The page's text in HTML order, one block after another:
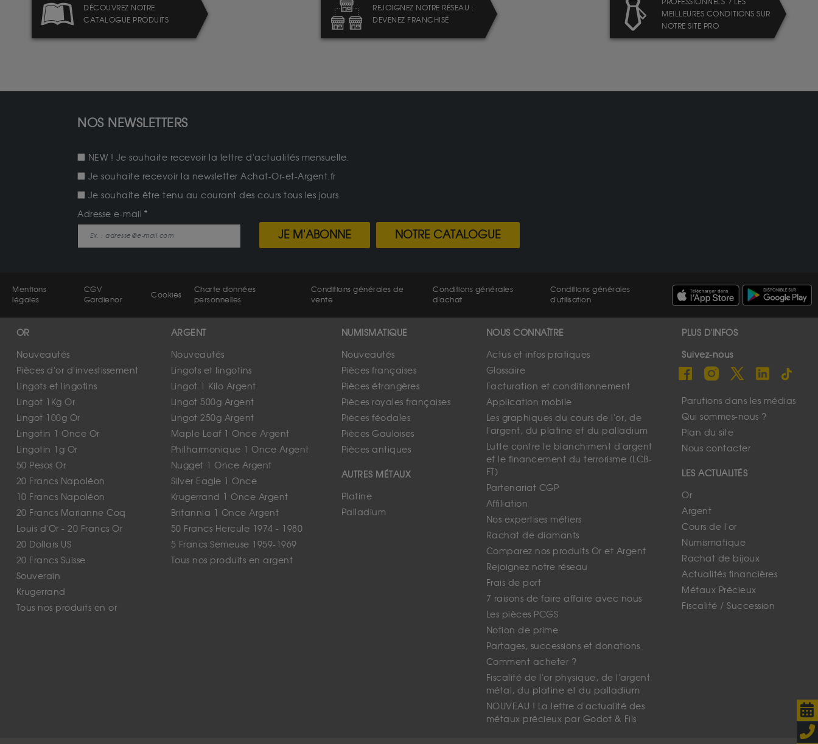
DÉCOUVREZ NOTRE
CATALOGUE PRODUITS
REJOIGNEZ NOTRE RÉSEAU :
DEVENEZ FRANCHISÉ
PROFESSIONNELS ? LES
MEILLEURES CONDITIONS SUR
NOTRE SITE PRO
NOS NEWSLETTERS
NEW ! Je souhaite recevoir la lettre d'actualités mensuelle.
Je souhaite recevoir la newsletter Achat-Or-et-Argent.fr
Je souhaite être tenu au courant des cours tous les jours.
Adresse e-mail
JE M'ABONNE NOTRE CATALOGUE
Mentions
légales
CGV
Gardienor
Cookies
Charte données
personnelles
Conditions générales de
vente
Conditions générales
d'achat
Conditions générales
d'utilisation
OR
Nouveautés
Pièces d'or d'investissement
Lingots et lingotins
Lingot 1Kg Or
Lingot 100g Or
Lingotin 1 Once Or
Lingotin 1g Or
50 Pesos Or
20 Francs Napoléon
10 Francs Napoléon
20 Francs Marianne Coq
Louis d'Or - 20 Francs Or
20 Dollars US
20 Francs Suisse
Souverain
Krugerrand
Tous nos produits en or
ARGENT
Nouveautés
Lingots et lingotins
Lingot 1 Kilo Argent
Lingot 500g Argent
Lingot 250g Argent
Maple Leaf 1 Once Argent
Philharmonique 1 Once Argent
Nugget 1 Once Argent
Silver Eagle 1 Once
Krugerrand 1 Once Argent
Britannia 1 Once Argent
50 Francs Hercule 1974 - 1980
5 Francs Semeuse 1959-1969
Tous nos produits en argent
NUMISMATIQUE
Nouveautés
Pièces françaises
Pièces étrangères
Pièces royales françaises
Pièces féodales
Pièces Gauloises
Pièces antiques
AUTRES MÉTAUX
Platine
Palladium
NOUS CONNAÎTRE
Actus et infos pratiques
Glossaire
Facturation et conditionnement
Application mobile
Les graphiques du cours de l'or, de
l'argent, du platine et du palladium
Lutte contre le blanchiment d'argent
et le financement du terrorisme (LCB-
FT)
Partenariat CGP
Affiliation
Nos expertises métiers
Rachat de diamants
Comparez nos produits Or et Argent
Rejoignez notre réseau
Frais de port
7 raisons de faire affaire avec nous
Les pièces PCGS
Notion de prime
Partages, successions et donations
Comment acheter ?
Fiscalité de l'or physique, de l'argent
métal, du platine et du palladium
NOUVEAU ! La lettre d'actualité des
métaux précieux par Godot & Fils
PLUS D'INFOS
Suivez-nous
Parutions dans les médias
Qui sommes-nous ?
Plan du site
Nous contacter
LES ACTUALITÉS
Or
Argent
Cours de l'or
Numismatique
Rachat de bijoux
Actualités financières
Métaux Précieux
Fiscalité / Succession